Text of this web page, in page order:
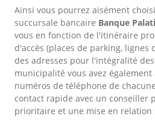
Ainsi vous pourrez aisément
succursale bancaire Banque
vous en fonction de l'itinéraire
d'accès (places de parking, lignes
des adresses pour l'intégralité
municipalité vous avez également
numéros de téléphone de
contact rapide avec un conseiller
prioritaire et une mise en relation